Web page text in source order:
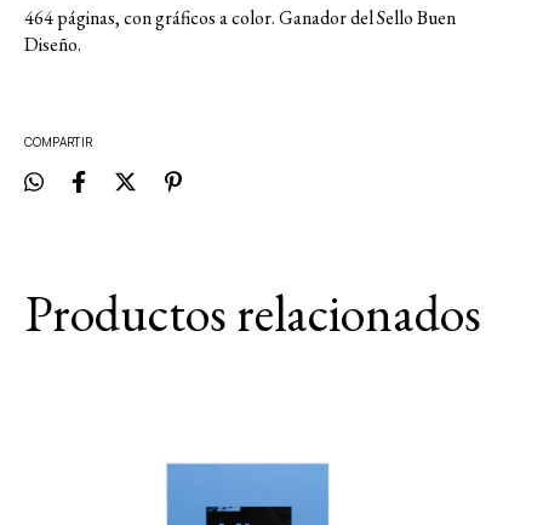
464 páginas, con gráficos a color. Ganador del Sello Buen
Diseño.
COMPARTIR
Productos relacionados